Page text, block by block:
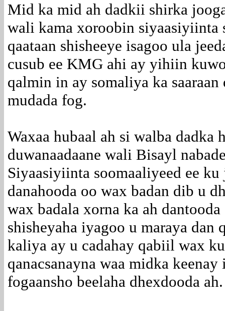
Mid ka mid ah dadkii shirka
wali kama xoroobin siyaasiyiinta
qaataan shisheeye isagoo ula
cusub ee KMG ahi ay yihiin
qalmin in ay somaliya ka saaraan
mudada fog.
Waxaa hubaal ah si walba dadka
duwanaadaane wali Bisayl
Siyaasiyiinta soomaaliyeed ee
danahooda oo wax badan dib u
wax badala xorna ka ah
shisheyaha iyagoo u maraya
kaliya ay u cadahay qabiil wax
qanacsanayna waa midka
fogaansho beelaha dhexdooda ah.